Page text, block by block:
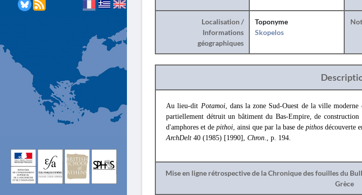
Localisation /
Informations
géographiques
Toponyme
Skopelos
Au lieu-dit Potamoi, dans la zone Sud-Ouest de la ville
partiellement détruit un bâtiment du Bas-Empire, de
d'amphores et de pithoi, ainsi que par la base de pithos découverte
ArchDelt 40 (1985) [1990], Chron., p. 194.
Mise en ligne rétrospective de la Chronique des fouilles du
Grèce